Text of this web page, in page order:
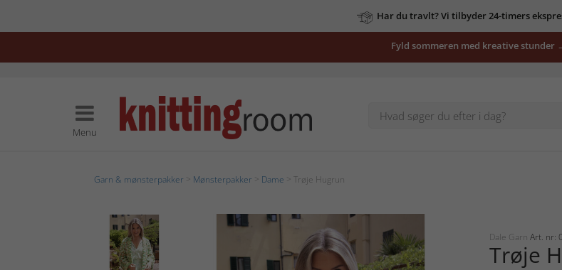
Har du travlt? Vi tilbyder 24-timers
Fyld sommeren med kreative stunder
Menu
Garn & mønsterpakker Mønsterpakker Dame > Trøje Hugrun
Dale Garn Art. nr:
Trøje